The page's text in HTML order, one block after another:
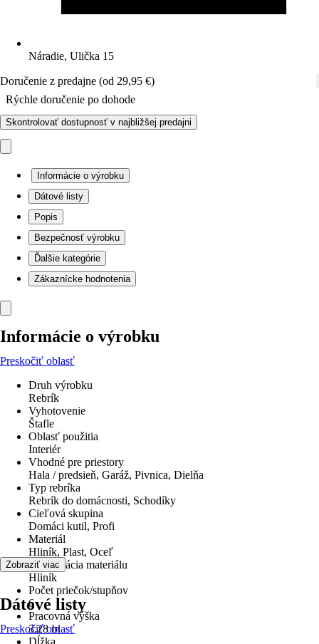
Náradie, Ulička 15
Doručenie z predajne (od 29,95 €)
Rýchle doručenie po dohode
Skontrolovať dostupnosť v najbližšej predajni
Informácie o výrobku
Dátové listy
Popis
Bezpečnosť výrobku
Ďalšie kategórie
Zákaznícke hodnotenia
Informácie o výrobku
Preskočiť oblasť
Druh výrobku
Rebrík
Vyhotovenie
Štafle
Oblasť použitia
Interiér
Vhodné pre priestory
Hala / predsieň, Garáž, Pivnica, Dielňa
Typ rebríka
Rebrík do domácnosti, Schodíky
Cieľová skupina
Domáci kutil, Profi
Materiál
Hliník, Plast, Oceľ
Špecifikácia materiálu
Hliník
Počet priečok/stupňov
6
Pracovná výška
3,28 m
Dĺžka
Zobraziť viac
Dátové listy
Preskočiť oblasť